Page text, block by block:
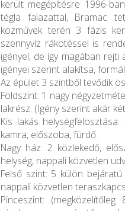
került megépítésre 1996-
tégla falazattal, Bramac
közművek terén 3 fázis
szennyvíz rákötéssel is
igényel, de így magában
igényei szerint alakítsa,
Az épület 3 szintből tevődik
Földszint: 1 nagy
lakrész. (Igény szerint akár
Kis lakás
kamra, előszoba, fürdő.
Nagy ház: 2 közlekedő,
helység, nappali közvetlen
Felső szint: 5 külön
nappali közvetlen
Pinceszint: